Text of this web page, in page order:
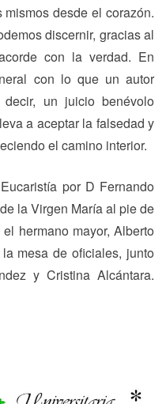
desde el corazón.
discernir, gracias al
con la verdad. En
con lo que un autor
un juicio benévolo
a aceptar la falsedad y
el camino interior.
por D Fernando
la Virgen María al pie de
hermano mayor, Alberto
mesa de oficiales, junto
y Cristina Alcántara.